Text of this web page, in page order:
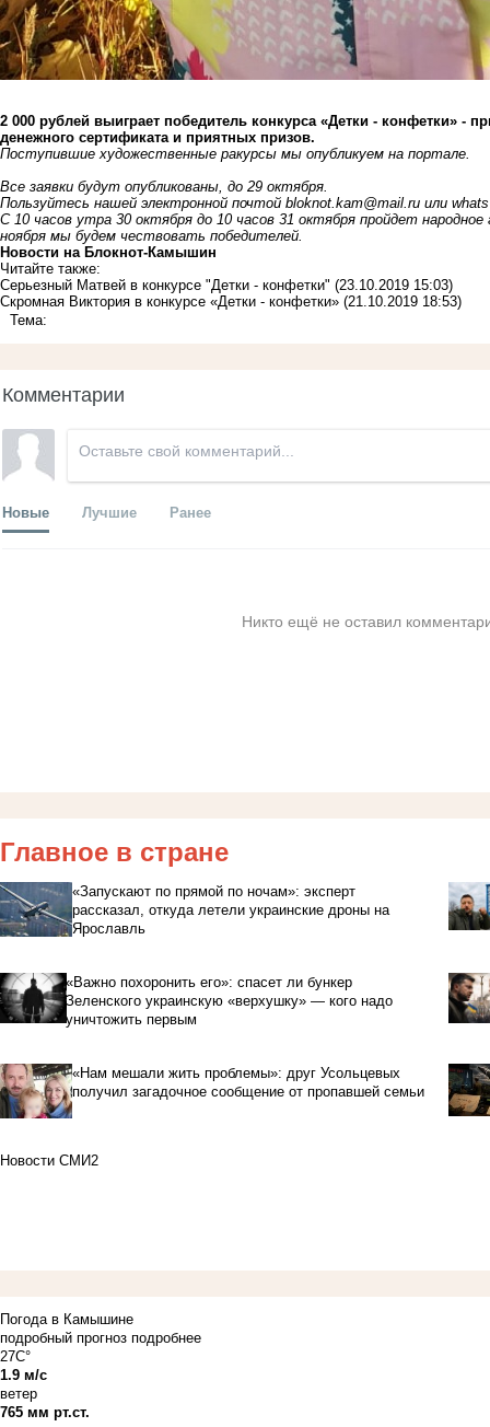
2 000 рублей выиграет победитель конкурса «Детки - конфетки» -
денежного сертификата и приятных призов.
Поступившие художественные ракурсы мы опубликуем на портале.
Все заявки будут опубликованы, до 29 октября.
Пользуйтесь нашей электронной почтой bloknot.kam@mail.ru или
С 10 часов утра 30 октября до 10 часов 31 октября пройдет
ноября мы будем чествовать победителей.
Новости на Блoкнoт-Камышин
Читайте также:
Серьезный Матвей в конкурсе "Детки - конфетки" (23.10.2019 15:03)
Скромная Виктория в конкурсе «Детки - конфетки» (21.10.2019 18:53)
Тема:
Комментарии
Новые Лучшие Ранее
Никто ещё не оставил
Главное в стране
«Запускают по прямой по ночам»: эксперт
рассказал, откуда летели украинские дроны на
Ярославль
«Важно похоронить его»: спасет ли бункер
Зеленского украинскую «верхушку» — кого надо
уничтожить первым
«Нам мешали жить проблемы»: друг Усольцевых
получил загадочное сообщение от пропавшей семьи
Новости СМИ2
Погода в Камышине
подробный прогноз подробнее
27C°
1.9 м/с
ветер
765 мм рт.ст.